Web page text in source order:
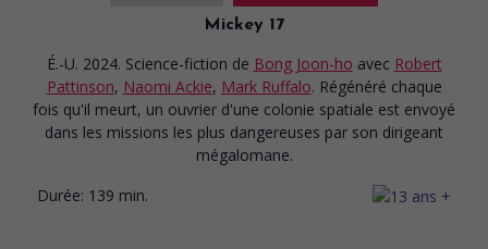
Mickey 17
É.-U. 2024. Science-fiction de Bong Joon-ho avec Robert
Pattinson, Naomi Ackie, Mark Ruffalo. Régénéré chaque
fois qu'il meurt, un ouvrier d'une colonie spatiale est envoyé
dans les missions les plus dangereuses par son dirigeant
mégalomane.
Durée: 139 min.